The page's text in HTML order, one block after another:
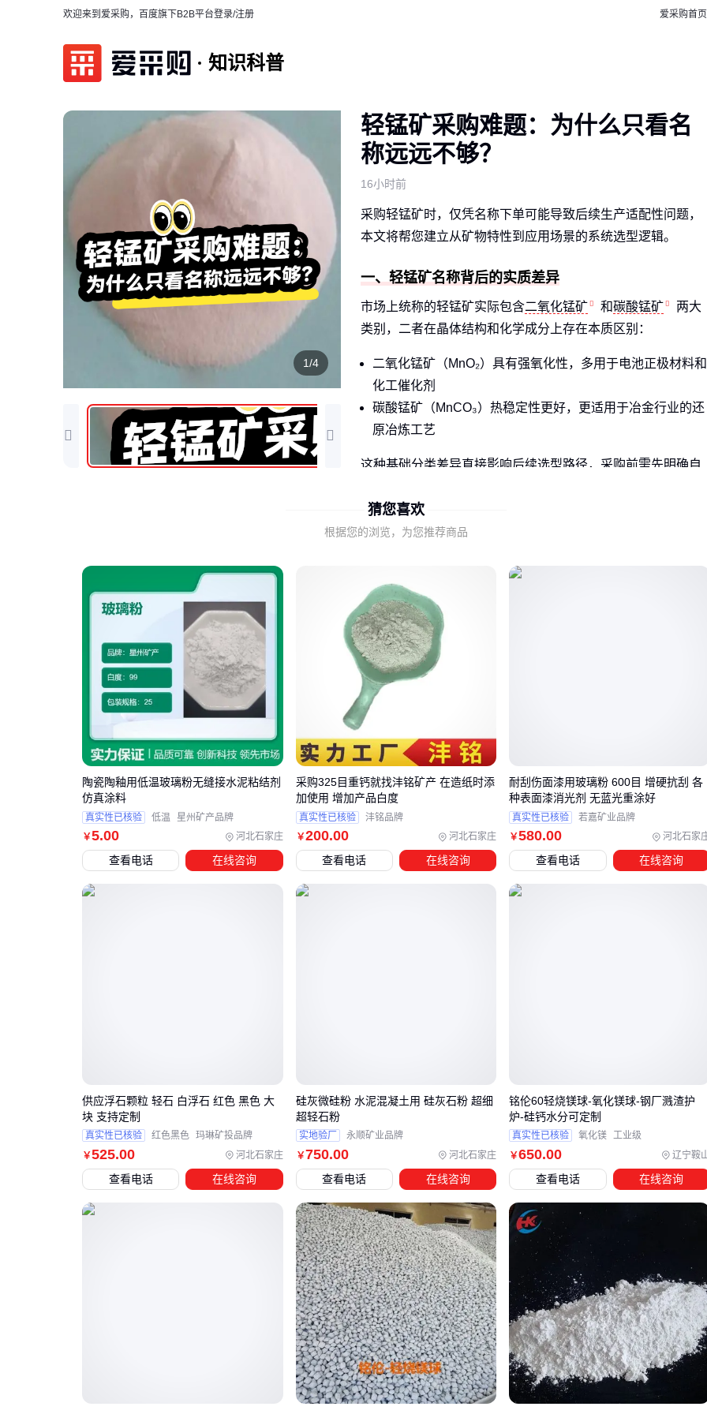
欢迎来到爱采购，百度旗下B2B平台登录/注册 爱采购首页
知识科普
1/4
轻锰矿采购难题：为什么只看名
称远远不够？
16小时前
采购轻锰矿时，仅凭名称下单可能导致后续生产适配性问题，
本文将帮您建立从矿物特性到应用场景的系统选型逻辑。
一、轻锰矿名称背后的实质差异
市场上统称的轻锰矿实际包含二氧化锰矿 和碳酸锰矿
两大
类别，二者在晶体结构和化学成分上存在本质区别：
二氧化锰矿（MnO₂）具有强氧化性，多用于电池正极材料和
化工催化剂
碳酸锰矿（MnCO₃）热稳定性更好，更适用于冶金行业的还
原冶炼工艺
这种基础分类差异直接影响后续选型路径，采购前需先明确自
二、化学特性如何决定应用场景
配套防爆设施；而碳酸锰矿的分解温度差异会导致冶炼炉参数
调整。
典型场景适配差异：
化工废水处理优先选择活性度高的二氧化锰矿
特种钢添加剂则需要碳酸锰矿确保成分稳定性
这种性能分化意味着，采购决策必须始于对终端产品工艺要求
的透彻理解。
三、如何根据终端用途选择轻锰矿类型？
轻锰矿的选型核心在于终端工艺需求与材料特性的匹配。冶金
和化工两大应用场景对矿石成分有截然不同的要求：
冶金级优先考虑铁含量和还原性，直接影响合金熔炼效率和
度直接影响后续冶金配料的均匀性，选用卧式球磨机时需注意
衬板类型与装球量的适配。
实际选型时可遵循三步验证：先锁定主成分需求，再测试样品
与工艺设备的兼容性，最后评估长期供应的稳定性。这种系统
化决策能有效避免因单一参数偏差导致的后续生产调整。
四、主设备到位后，这些配套环节最容易遗漏
采购轻锰矿主设备只是第一步，实际生产中常因忽略配套环节
导致效率折损。以浮选工艺为例，若未匹配相应磁选机处理尾
矿，锰回收率可能明显下降。不同成分的轻锰矿对破碎粒度要
求各异：二氧化锰矿通常需要锰矿圆锥破碎机
预处理，而碳
酸锰矿则更依赖立式锰矿磨粉机 的细磨效果。
关键配套设备的选择逻辑：
猜您喜欢
根据您的浏览，为您推荐商品
￥5.00 河北石家庄
陶瓷陶釉用低温玻璃粉无缝接水泥粘结剂
仿真涂料
真实性已核验 低温 星州矿产品牌
查看电话 在线咨询
￥200.00 河北石家庄
采购325目重钙就找沣铭矿产 在造纸时添
加使用 增加产品白度
真实性已核验 沣铭品牌
查看电话 在线咨询
￥580.00 河北石家
耐刮伤面漆用玻璃粉 600目 增硬抗刮 各
种表面漆消光剂 无蓝光重涂好
真实性已核验 若嘉矿业品牌
查看电话 在线咨询
￥525.00 河北石家庄
供应浮石颗粒 轻石 白浮石 红色 黑色 大
块 支持定制
真实性已核验 红色黑色 玛琳矿投品牌
查看电话 在线咨询
￥750.00 河北石家庄
硅灰微硅粉 水泥混凝土用 硅灰石粉 超细
超轻石粉
实地验厂 永顺矿业品牌
查看电话 在线咨询
￥650.00 辽宁鞍
铭伦60轻烧镁球-氧化镁球-钢厂溅渣护
炉-硅钙水分可定制
真实性已核验 氧化镁 工业级
查看电话 在线咨询